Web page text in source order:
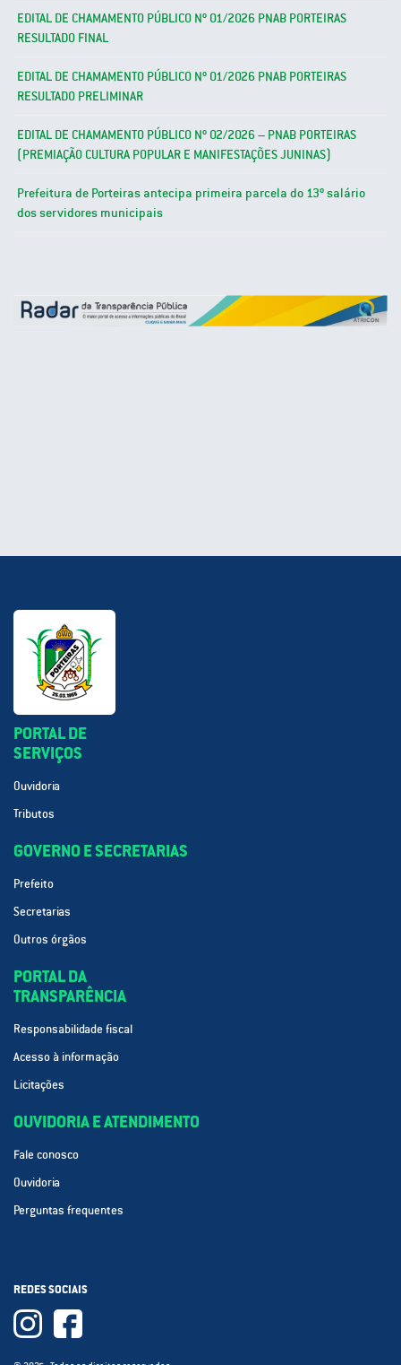
EDITAL DE CHAMAMENTO PÚBLICO Nº 01/2026 PNAB PORTEIRAS
RESULTADO FINAL
EDITAL DE CHAMAMENTO PÚBLICO Nº 01/2026 PNAB PORTEIRAS
RESULTADO PRELIMINAR
EDITAL DE CHAMAMENTO PÚBLICO Nº 02/2026 – PNAB PORTEIRAS
(PREMIAÇÃO CULTURA POPULAR E MANIFESTAÇÕES JUNINAS)
Prefeitura de Porteiras antecipa primeira parcela do 13º salário
dos servidores municipais
PORTAL DE
SERVIÇOS
Ouvidoria
Tributos
GOVERNO E SECRETARIAS
Prefeito
Secretarias
Outros órgãos
PORTAL DA
TRANSPARÊNCIA
Responsabilidade fiscal
Acesso à informação
Licitações
OUVIDORIA E ATENDIMENTO
Fale conosco
Ouvidoria
Perguntas frequentes
REDES SOCIAIS